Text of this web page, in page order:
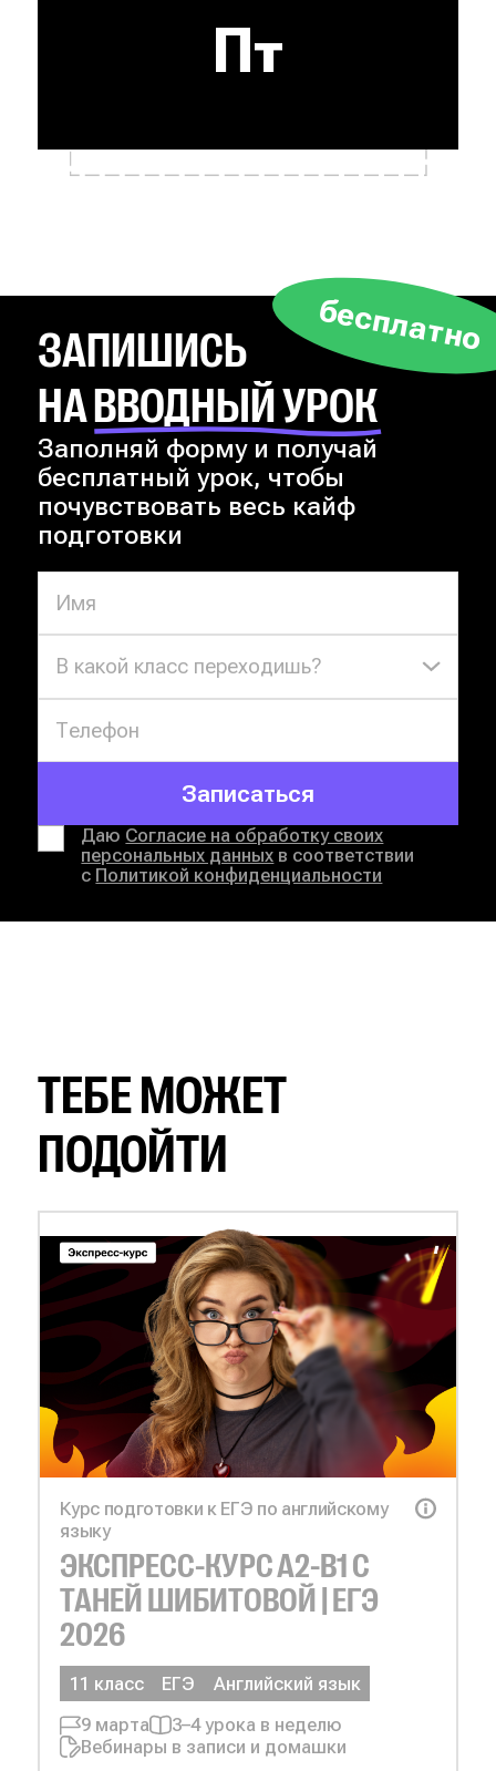
Пт
ЗАПИШИСЬ
НА ВВОДНЫЙ УРОК
бесплатно
В какой класс переходишь?
Записаться
Даю Согласие на обработку своих
персональных данных в соответствии
с Политикой конфиденциальности
Заполняй форму и получай
бесплатный урок, чтобы
почувствовать весь кайф
подготовки
ТЕБЕ МОЖЕТ
ПОДОЙТИ
Курс подготовки к ЕГЭ по английскому
языку
ЭКСПРЕСС-КУРС А2-B1 С
ТАНЕЙ ШИБИТОВОЙ | ЕГЭ
2026
11 класс ЕГЭ
Английский язык
9 марта
3–4 урока в неделю
Вебинары в записи и домашки